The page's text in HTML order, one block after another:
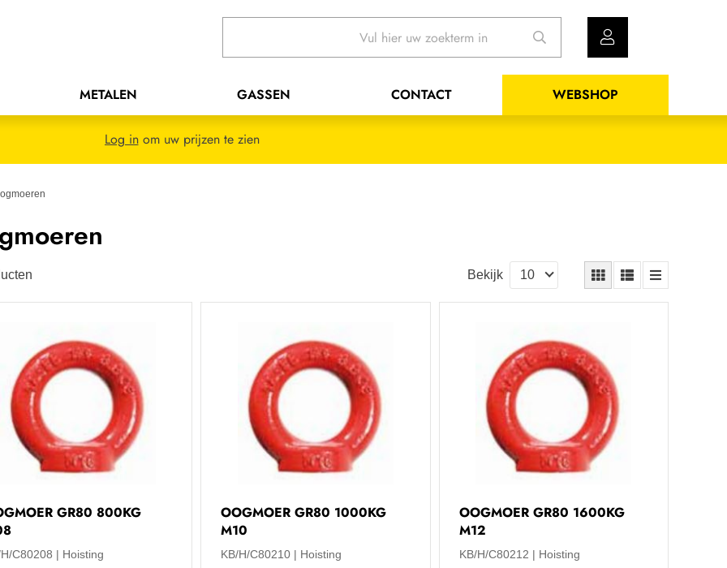
METALEN GASSEN CONTACT WEBSHOP
Log inom uw prijzen te zien
Bekijk
GR80 800KG
C80208
Hoisting
OOGMOER GR80 1000KG
M10
KB/H/C80210
Hoisting
OOGMOER GR80 1600KG
M12
KB/H/C80212
Hoisting